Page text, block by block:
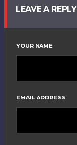
LEAVE A REPLY
YOUR NAME
EMAIL ADDRESS